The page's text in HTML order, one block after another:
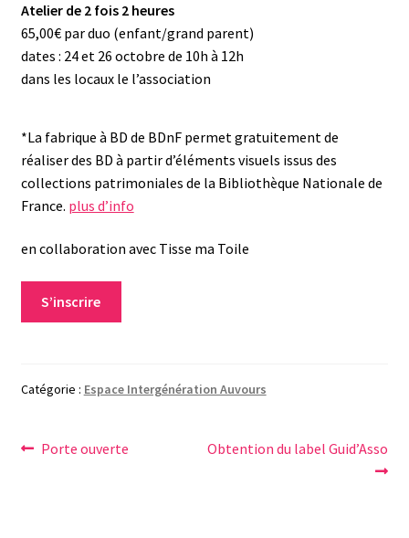
Atelier de 2 fois 2 heures
65,00€ par duo (enfant/grand parent)
dates : 24 et 26 octobre de 10h à 12h
dans les locaux le l’association
*La fabrique à BD de BDnF permet gratuitement de
réaliser des BD à partir d’éléments visuels issus des
collections patrimoniales de la Bibliothèque Nationale de
France. plus d’info
en collaboration avec Tisse ma Toile
S’inscrire
Catégorie : Espace Intergénération Auvours
Navigation
Article
Porte ouverte
Article
Obtention du label Guid’Asso